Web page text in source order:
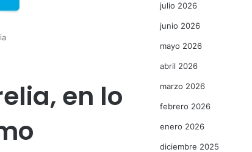
en lo
julio 2026
junio 2026
mayo 2026
abril 2026
marzo 2026
febrero 2026
enero 2026
diciembre 2025